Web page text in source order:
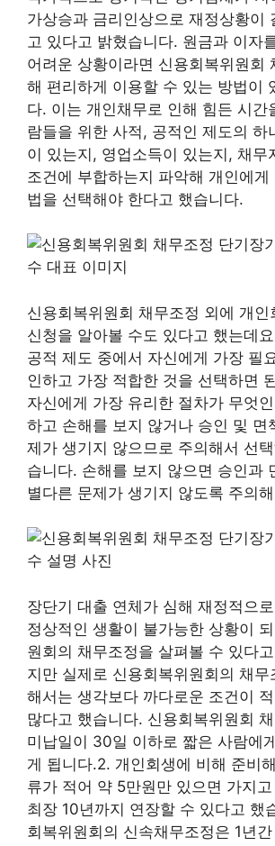
가상승과 금리인상으로 재정상황이
고 있다고 밝혔습니다. 원금과 이자
어려운 상황이라면 신용회복위원회
해 편리하게 이용할 수 있는 방법이
다. 이는 개인채무로 인해 힘든 시간
람들을 위한 사적, 공적인 제도의 하
이 있는지, 영업소득이 있는지, 채무
조건에 부합하는지 파악해 개인에
법을 선택해야 한다고 했습니다.
신용회복위원회 채무조정 외에 개인
신청을 알아볼 수도 있다고 했는데
공적 제도 중에서 자신에게 가장 필
인하고 가장 적합한 것을 선택하면
자신에게 가장 유리한 절차가 무엇
하고 손해를 보지 않거나 승인 및 면
제가 생기지 않으므로 주의해서 선
습니다. 손해를 보지 않으면 승인과
별다른 문제가 생기지 않도록 주의
장단기 대출 연체가 심해 재정적으
정상적인 생활이 불가능한 상황이
원회의 채무조정을 살펴볼 수 있다
지만 실제로 신용회복위원회의 채무
해서는 생각보다 까다로운 조건이
많다고 했습니다. 신용회복위원회
미납일이 30일 이하로 짧은 사람에
게 됩니다.2. 개인회생에 비해 준비
류가 적어 약 5만원만 있으면 가지
최장 10년까지 연장할 수 있다고 했
회복위원회의 신속채무조정은 1년